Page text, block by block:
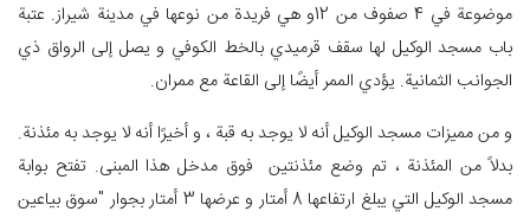
موضوعة في 4 صفوف من 12و هي فريدة من نوعها في مدينة شيراز. عتبة
باب مسجد الوكيل لها سقف قرميدي بالخط الكوفي و يصل إلى الرواق ذي
الجوانب الثمانية. يؤدي الممر أيضًا إلى القاعة مع ممران.
و من مميزات مسجد الوكيل أنه لا يوجد به قبة ، و أخيرًا أنه لا يوجد به مئذنة.
بدلاً من المئذنة ، تم وضع مئذنتین فوق مدخل هذا المبنى. تفتح بوابة
مسجد الوكيل التي يبلغ ارتفاعها 8 أمتار و عرضها 3 أمتار بجوار "سوق بیاعین